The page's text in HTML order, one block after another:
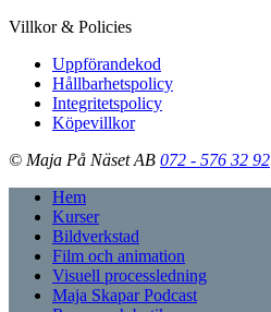
Villkor & Policies
Uppförandekod
Hållbarhetspolicy
Integritetspolicy
Köpevillkor
© Maja På Näset AB 072 - 576 32 92
Hem
Kurser
Bildverkstad
Film och animation
Visuell processledning
Maja Skapar Podcast